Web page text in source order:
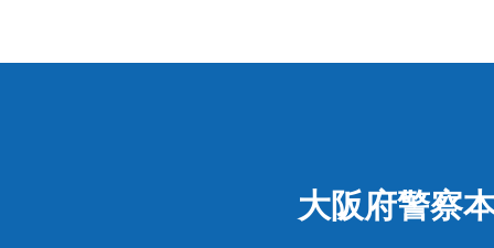
大阪府警察